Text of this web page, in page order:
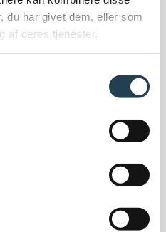
du har givet dem, eller som
af deres tjenester.
(CSR) politik